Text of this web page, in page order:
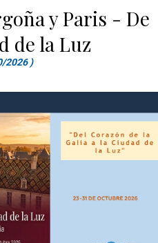
y Paris - De
de la Luz
2026 )